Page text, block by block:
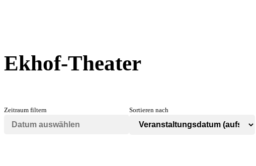
Ekhof-Theater
Zeitraum filtern Sortieren nach